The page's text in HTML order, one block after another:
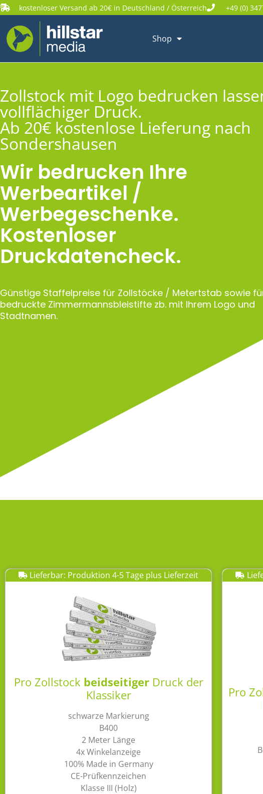
kostenloser Versand ab 20€ in Deutschland / Österreich +49 (0)
Shop
Zollstock mit Logo bedrucken
vollflächiger Druck.
Ab 20€ kostenlose Lieferung nach
Sondershausen
Wir bedrucken Ihre
Werbeartikel /
Werbegeschenke.
Kostenloser
Druckdatencheck.
Günstige Staffelpreise für Zollstöcke / Metertstab sowie
bedruckte Zimmermannsbleistifte zb. mit Ihrem Logo und
Stadtnamen.
Lieferbar: Produktion 4-5 Tage plus Lieferzeit
Pro Zollstock beidseitiger Druck der
Klassiker
schwarze Markierung
B400
2 Meter Länge
4x Winkelanzeige
100% Made in Germany
CE-Prüfkennzeichen
Klasse III (Holz)
Pro